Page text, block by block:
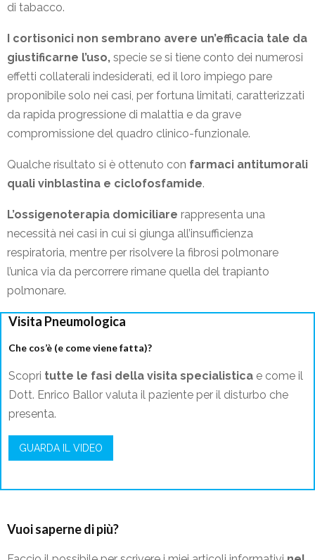
di tabacco.
I cortisonici non sembrano avere un’efficacia tale da
giustificarne l’uso, specie se si tiene conto dei numerosi
effetti collaterali indesiderati, ed il loro impiego pare
proponibile solo nei casi, per fortuna limitati, caratterizzati
da rapida progressione di malattia e da grave
compromissione del quadro clinico-funzionale.
Qualche risultato si è ottenuto con farmaci antitumorali
quali vinblastina e ciclofosfamide.
L’ossigenoterapia domiciliare rappresenta una
necessità nei casi in cui si giunga all’insufficienza
respiratoria, mentre per risolvere la fibrosi polmonare
l’unica via da percorrere rimane quella del trapianto
polmonare.
Visita Pneumologica
Che cos’è (e come viene fatta)?
Scopri tutte le fasi della visita specialistica e come il
Dott. Enrico Ballor valuta il paziente per il disturbo che
presenta.
GUARDA IL VIDEO
Vuoi saperne di più?